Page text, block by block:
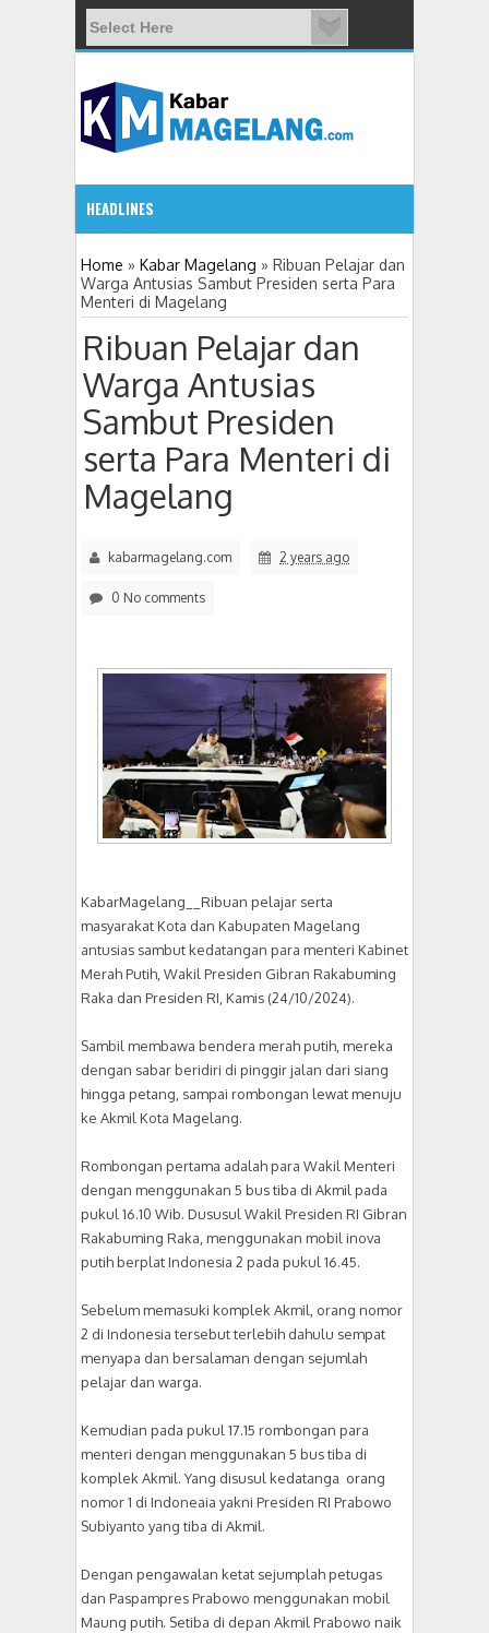
HEADLINES
Home » Kabar Magelang » Ribuan Pelajar dan
Warga Antusias Sambut Presiden serta Para
Menteri di Magelang
Ribuan Pelajar dan
Warga Antusias
Sambut Presiden
serta Para Menteri di
Magelang
kabarmagelang.com 2 years ago
0 No comments
KabarMagelang__Ribuan pelajar serta
masyarakat Kota dan Kabupaten Magelang
antusias sambut kedatangan para menteri Kabinet
Merah Putih, Wakil Presiden Gibran Rakabuming
Raka dan Presiden RI, Kamis (24/10/2024).
Sambil membawa bendera merah putih, mereka
dengan sabar beridiri di pinggir jalan dari siang
hingga petang, sampai rombongan lewat menuju
ke Akmil Kota Magelang.
Rombongan pertama adalah para Wakil Menteri
dengan menggunakan 5 bus tiba di Akmil pada
pukul 16.10 Wib. Dususul Wakil Presiden RI Gibran
Rakabuming Raka, menggunakan mobil inova
putih berplat Indonesia 2 pada pukul 16.45.
Sebelum memasuki komplek Akmil, orang nomor
2 di Indonesia tersebut terlebih dahulu sempat
menyapa dan bersalaman dengan sejumlah
pelajar dan warga.
Kemudian pada pukul 17.15 rombongan para
menteri dengan menggunakan 5 bus tiba di
komplek Akmil. Yang disusul kedatanga orang
nomor 1 di Indoneaia yakni Presiden RI Prabowo
Subiyanto yang tiba di Akmil.
Dengan pengawalan ketat sejumplah petugas
dan Paspampres Prabowo menggunakan mobil
Maung putih. Setiba di depan Akmil Prabowo naik